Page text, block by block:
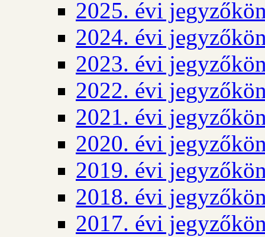
2025. évi
2024. évi
2023. évi
2022. évi
2021. évi
2020. évi
2019. évi
2018. évi
2017. évi